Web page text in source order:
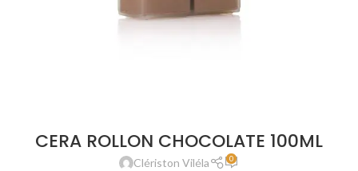
CERA ROLLON CHOCOLATE 100ML
Clériston Viléla 0